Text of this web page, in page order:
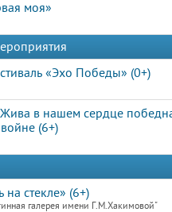
моя»
«Эхо Победы» (0+)
в нашем сердце
(6+)
стекле» (6+)
галерея имени Г.М.Хакимовой"